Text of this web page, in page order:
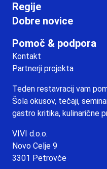
Regije
Dobre novice
Pomoč & podpora
Kontakt
Partnerji projekta
Teden restavracij vam
Šola okusov, tečaji,
gastro kritika, kulinarične
VIVI d.o.o.
Novo Celje 9
3301 Petrovče